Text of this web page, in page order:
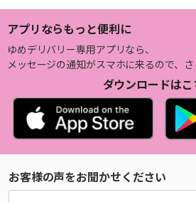
アプリならもっと便利に
ゆめデリバリー専用アプリなら、
メッセージの通知がスマホに来るので、さ
ダウンロードはこ
お客様の声をお聞かせください